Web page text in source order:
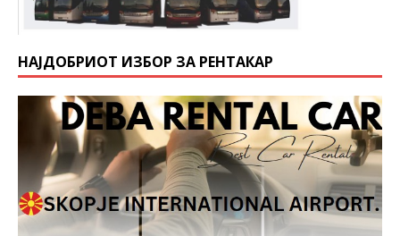
НАЈДОБРИОТ ИЗБОР ЗА РЕНТАКАР